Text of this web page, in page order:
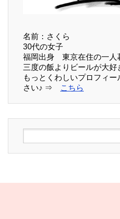
名前：さくら
30代の女子
福岡出身 東京在住の一人
三度の飯よりビールが大好
もっとくわしいプロフィー
さい♪ ⇒
こちら